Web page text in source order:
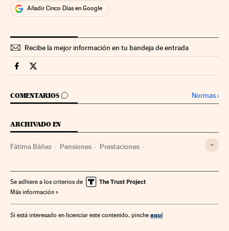
Añadir Cinco Días en Google
Recibe la mejor información en tu bandeja de entrada
Videos Cinco Días en Facebook
Videos Cinco Días en Twitter
COMENTARIOS
IR A LOS COMENTARIOS Normas›
ARCHIVADO EN
Fátima Báñez Pensiones Prestaciones
Se adhiere a los criterios de
Más información
Si está interesado en licenciar este contenido, pinche aquí